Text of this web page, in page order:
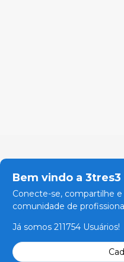
Bem vindo a 3tres3
Conecte-se, compartilhe
comunidade de
Já somos 211754 Usuários!